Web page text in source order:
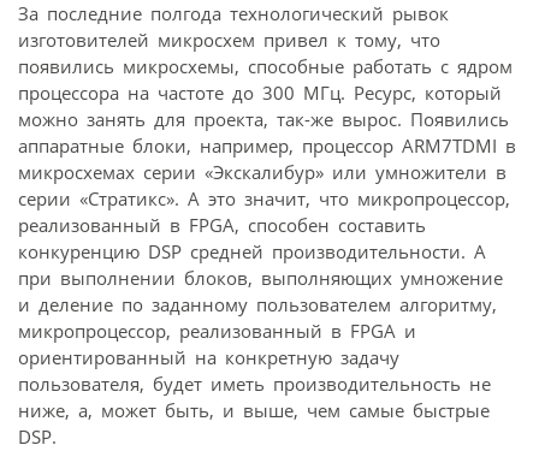
За последние полгода технологический рывок
изготовителей микросхем привел к тому, что
появились микросхемы, способные работать с ядром
процессора на частоте до 300 МГц. Ресурс, который
можно занять для проекта, так-же вырос. Появились
аппаратные блоки, например, процессор ARM7TDMI в
микросхемах серии «Экскалибур» или умножители в
серии «Стратикс». А это значит, что микропроцессор,
реализованный в FPGA, способен составить
конкуренцию DSP средней производительности. А
при выполнении блоков, выполняющих умножение
и деление по заданному пользователем алгоритму,
микропроцессор, реализованный в FPGA и
ориентированный на конкретную задачу
пользователя, будет иметь производительность не
ниже, а, может быть, и выше, чем самые быстрые
DSP.